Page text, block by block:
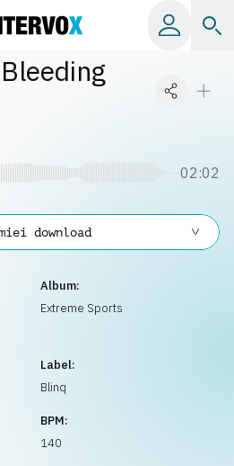
Bleeding
02:02
Album:
Extreme Sports
Label:
Blinq
BPM:
140
download